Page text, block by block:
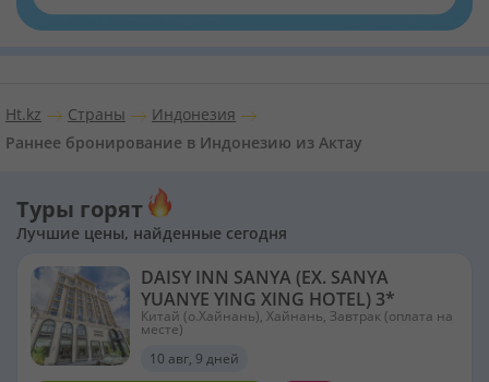
Ht.kz Страны
Индонезия
Раннее бронирование в Индонезию из Актау
Туры горят
Лучшие цены, найденные сегодня
DAISY INN SANYA (EX. SANYA
YUANYE YING XING HOTEL) 3*
Китай (о.Хайнань), Хайнань, Завтрак (оплата на
месте)
10 авг, 9 дней